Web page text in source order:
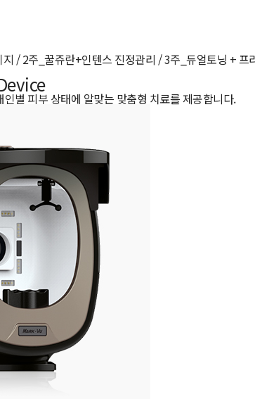
/ 2주_꿀쥬란+인텐스 진정관리 / 3주_듀얼토닝 +
별 피부 상태에 알맞는 맞춤형 치료를 제공합니다.